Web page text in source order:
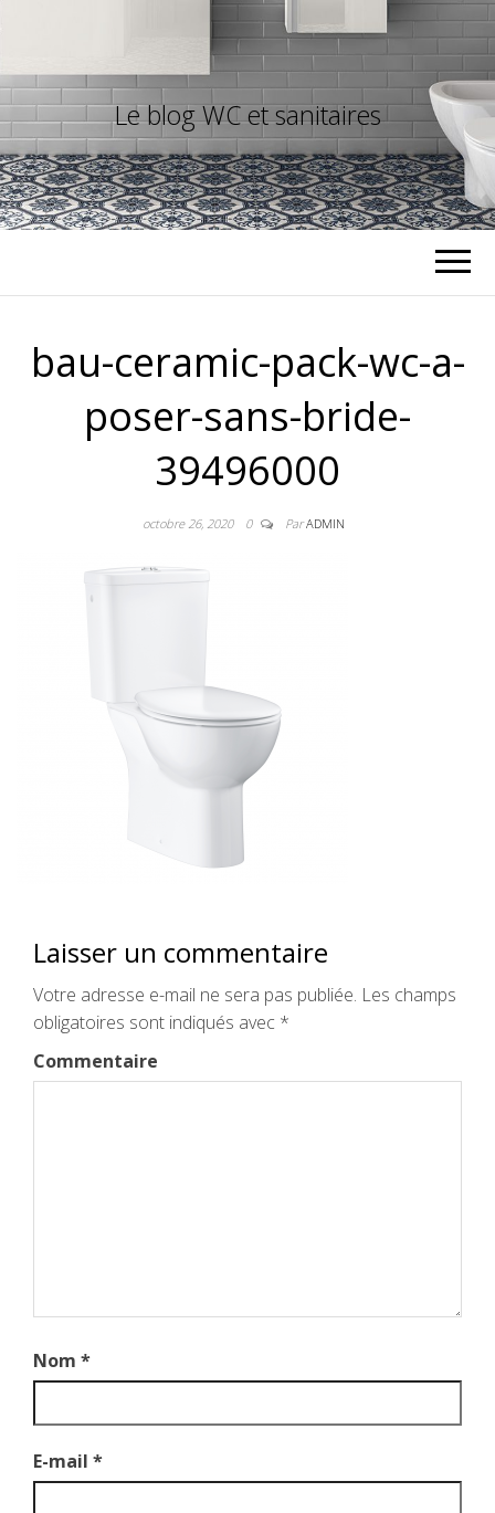
Le blog WC et sanitaires
bau-ceramic-pack-wc-a-
poser-sans-bride-
39496000
octobre 26, 2020 0 ParADMIN
Laisser un commentaire
Votre adresse e-mail ne sera pas publiée. Les champs
obligatoires sont indiqués avec *
Commentaire
Nom *
E-mail *